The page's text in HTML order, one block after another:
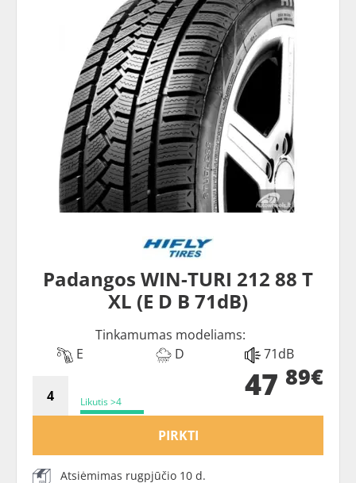
Padangos WIN-TURI 212 88 T
XL (E D B 71dB)
Tinkamumas modeliams:
E
D 71dB
Likutis >4 47 89€
PIRKTI
Atsiėmimas rugpjūčio 10 d.